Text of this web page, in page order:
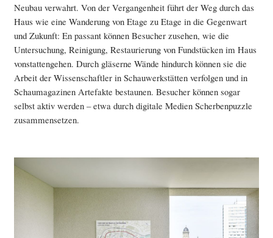
Neubau verwahrt. Von der Vergangenheit führt der Weg durch das
Haus wie eine Wanderung von Etage zu Etage in die Gegenwart
und Zukunft: En passant können Besucher zusehen, wie die
Untersuchung, Reinigung, Restaurierung von Fundstücken im Haus
vonstattengehen. Durch gläserne Wände hindurch können sie die
Arbeit der Wissenschaftler in Schauwerkstätten verfolgen und in
Schaumagazinen Artefakte bestaunen. Besucher können sogar
selbst aktiv werden – etwa durch digitale Medien Scherbenpuzzle
zusammensetzen.